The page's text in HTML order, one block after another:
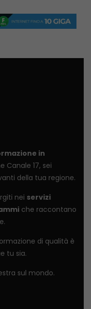
in
Canale 17, sei
della tua regione.
nei servizi
che raccontano
di qualità è
tu sia.
sul mondo.